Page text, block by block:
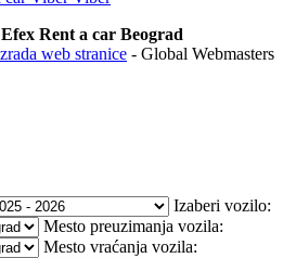
Efex Rent a car Beograd
web stranice - Global Webmasters
Izaberi vozilo:
Mesto preuzimanja vozila:
Mesto vraćanja vozila: